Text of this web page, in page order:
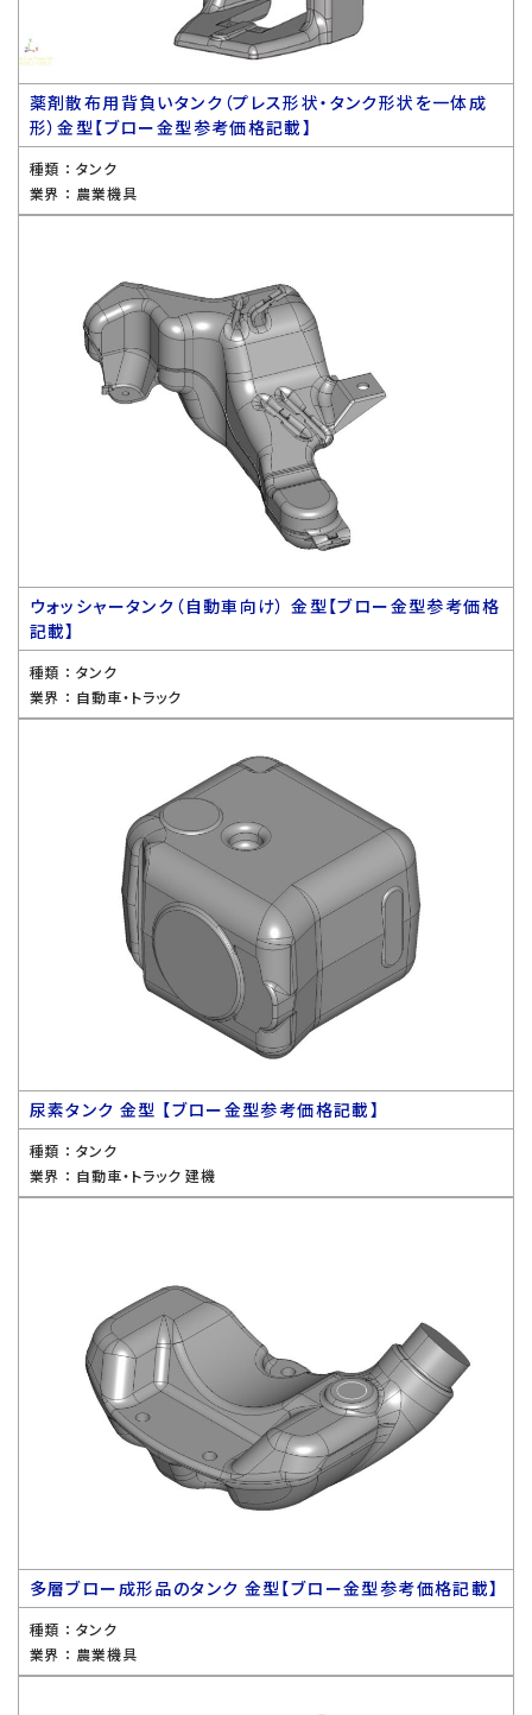
薬剤散布用背負いタンク（プレス形状・タンク形状を一体成
形）金型【ブロー金型参考価格記載】
種類 ： タンク
業界 ： 農業機具
ウォッシャータンク（自動車向け） 金型【ブロー金型参考価格
記載】
種類 ： タンク
業界 ： 自動車・トラック
尿素タンク 金型 【ブロー金型参考価格記載】
種類 ： タンク
業界 ： 自動車・トラック 建機
多層ブロー成形品のタンク 金型【ブロー金型参考価格記載】
種類 ： タンク
業界 ： 農業機具